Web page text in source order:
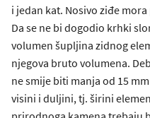
i jedan kat. Nosivo ziđe
Da se ne bi dogodio krhki
volumen šupljina zidnog
njegova bruto volumena.
ne smije biti manja od 15
visini i duljini, tj. širini